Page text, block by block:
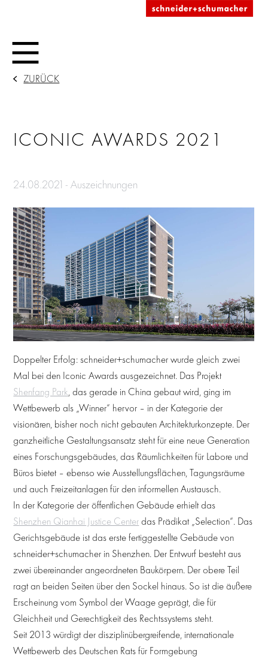
ZURÜCK
ICONIC AWARDS 2021
24.08.2021 - Auszeichnungen
Doppelter Erfolg: schneider+schumacher wurde gleich zwei
Mal bei den Iconic Awards ausgezeichnet. Das Projekt
Shenfang Park , das gerade in China gebaut wird, ging im
Wettbewerb als „Winner“ hervor – in der Kategorie der
visionären, bisher noch nicht gebauten Architekturkonzepte. Der
ganzheitliche Gestaltungsansatz steht für eine neue Generation
eines Forschungsgebäudes, das Räumlichkeiten für Labore und
Büros bietet – ebenso wie Ausstellungsflächen, Tagungsräume
und auch Freizeitanlagen für den informellen Austausch.
In der Kategorie der öffentlichen Gebäude erhielt das
Shenzhen Qianhai Justice Centerdas Prädikat „Selection“. Das
Gerichtsgebäude ist das erste fertiggestellte Gebäude von
schneider+schumacher in Shenzhen. Der Entwurf besteht aus
zwei übereinander angeordneten Baukörpern. Der obere Teil
ragt an beiden Seiten über den Sockel hinaus. So ist die äußere
Erscheinung vom Symbol der Waage geprägt, die für
Gleichheit und Gerechtigkeit des Rechtssystems steht.
Seit 2013 würdigt der disziplinübergreifende, internationale
Wettbewerb des Deutschen Rats für Formgebung